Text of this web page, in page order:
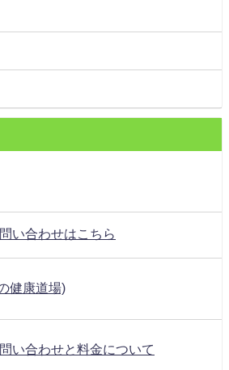
い合わせはこちら
健康道場)
い合わせと料金について